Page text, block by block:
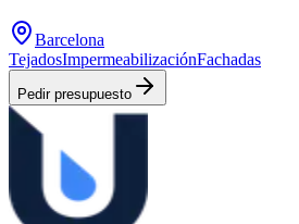
Barcelona
TejadosImpermeabilizaciónFachadas
Pedir presupuesto